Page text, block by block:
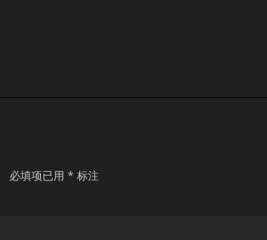
必填项已用 * 标注